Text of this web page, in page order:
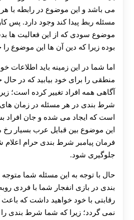
می باشد و این موضوع در رابطه با هر
مسئله ربط پیدا کند وجود دارد. پس
موضوع سودی که از این فعالیت ها
بوده زیرا که دین آن ها این موضوع
اما شما در این زمینه باید اطلاعات
منطقی را برای خود بیابید که در
آگاهی همه افراد تغییر کرده است؛
شرط بندی در هر مسئله در زمان
است که ایجاد می شده و جان افراد
این موضوع بین قبایل عرب بسیار رخ
فرمان پیامبر شرط بندی حرام اعلام
جلوگیری شود.
حال با توجه به این مسئله شما
بندی در بازی انفجار شما با فردی
رقابتی با خود خواهید داشت که
نمی گردد؛ زیرا که شما شرط بندی